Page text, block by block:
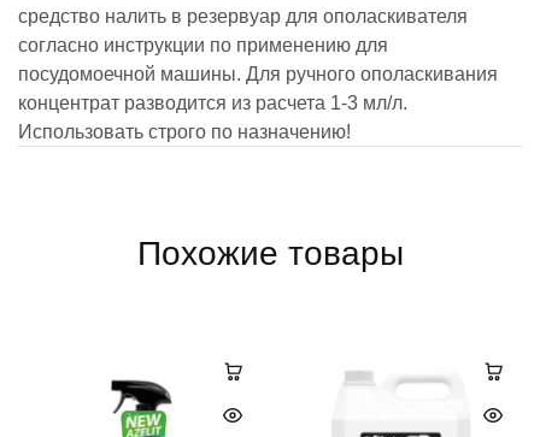
средство налить в резервуар для ополаскивателя
согласно инструкции по применению для
посудомоечной машины. Для ручного ополаскивания
концентрат разводится из расчета 1-3 мл/л.
Использовать строго по назначению!
Похожие товары